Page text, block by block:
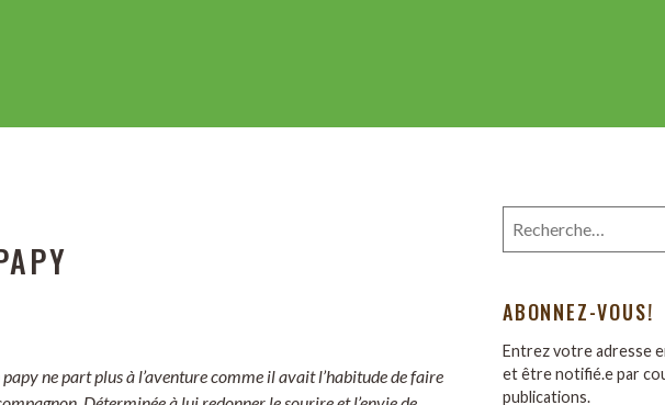
ne part plus à l’aventure comme il avait l’habitude de faire
ABONNEZ-VOUS!
Entrez votre adresse
et être notifié.e par
publications.